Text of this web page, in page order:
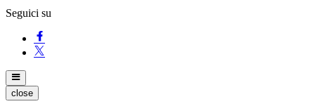
Seguici su
close